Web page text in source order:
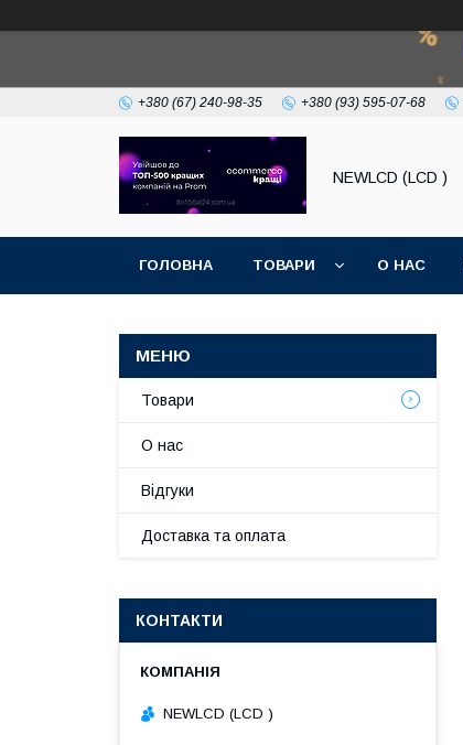
+380 (67) 240-98-35 +380 (93) 595-07-68
NEWLCD (LCD )
ГОЛОВНА ТОВАРИ О НАС
Товари
О нас
Відгуки
Доставка та оплата
КОНТАКТИ
NEWLCD (LCD )